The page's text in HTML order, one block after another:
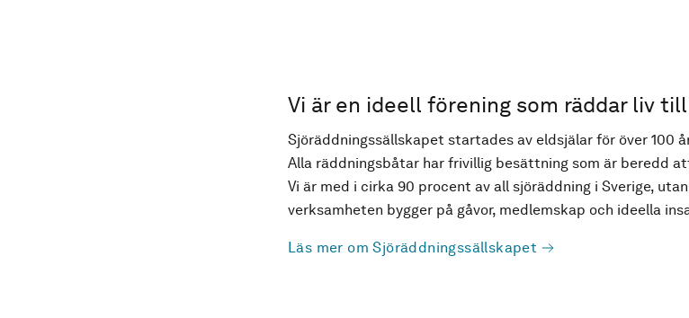
Vi är en ideell förening som räddar liv
Sjöräddningssällskapet startades av eldsjälar för över 100
Alla räddningsbåtar har frivillig besättning som är beredd
Vi är med i cirka 90 procent av all sjöräddning i Sverige,
verksamheten bygger på gåvor, medlemskap och ideella
Läs mer om Sjöräddningssällskapet